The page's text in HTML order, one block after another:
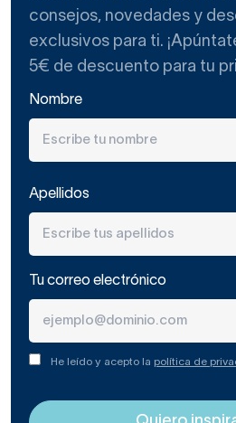
consejos, novedades y
exclusivos para ti.
5€ de descuento para tu
Nombre
Apellidos
Tu correo electrónico
He leído y acepto la política de